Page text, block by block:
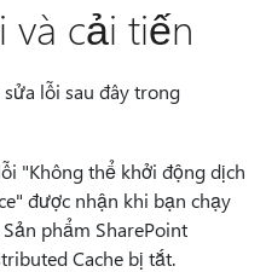
và cải tiến
lỗi sau đây trong
"Không thể khởi động dịch
được nhận khi bạn chạy
phẩm SharePoint
Cache bị tắt.